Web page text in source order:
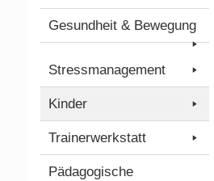
Gesundheit & Bewegung
Stressmanagement
Kinder
Trainerwerkstatt
Pädagogische